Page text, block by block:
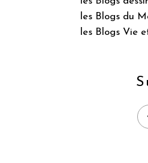
les Blogs du
les Blogs Vie